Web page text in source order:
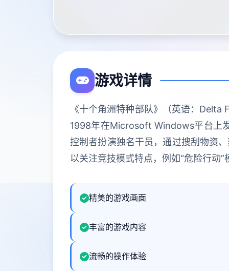
游戏详情
《十个角洲特种部队》（英语：
1998年在Microsoft Windows平台上
控制者扮演独名干员，通过搜刮物资
以关注竞技模式特点，例如“危险行动
精美的游戏画面
丰富的游戏内容
流畅的操作体验